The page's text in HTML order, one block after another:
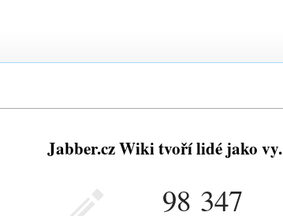
Jabber.cz Wiki tvoří lidé jako vy.
98 347